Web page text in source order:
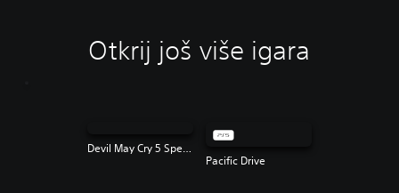
Otkrij još više igara
Devil May Cry 5 Special Edition
Pacific Drive